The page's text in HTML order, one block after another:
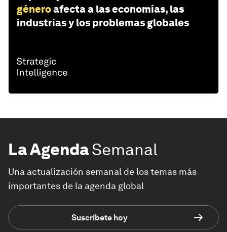
géneroafecta a las economías, las
industrias y los problemas globales
La AgendaSemanal
Una actualización semanal de los temas más
importantes de la agenda global
Suscríbete hoy